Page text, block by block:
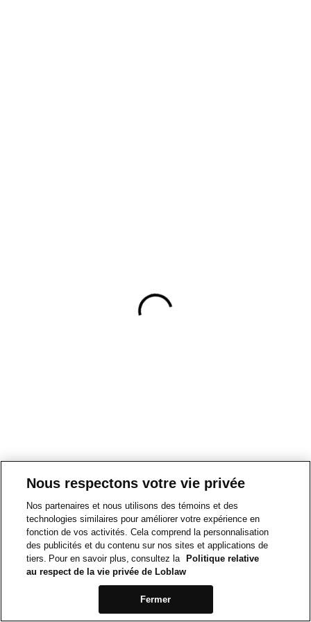
Nous respectons votre vie privée
Nos partenaires et nous utilisons des témoins et des
technologies similaires pour améliorer votre expérience en
fonction de vos activités. Cela comprend la personnalisation
des publicités et du contenu sur nos sites et applications de
tiers. Pour en savoir plus, consultez la
Politique relative
au respect de la vie privée de Loblaw
Fermer